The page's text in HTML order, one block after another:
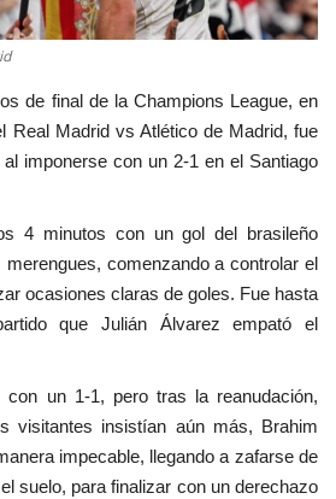
de final de la Champions League, en
Real Madrid vs Atlético de Madrid, fue
imponerse con un 2-1 en el Santiago
4 minutos con un gol del brasileño
comenzando a controlar el
ocasiones claras de goles. Fue hasta
que Julián Álvarez empató el
un 1-1, pero tras la reanudación,
visitantes insistían aún más, Brahim
impecable, llegando a zafarse de
suelo, para finalizar con un derechazo